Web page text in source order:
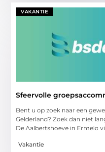
VAKANTIE
Sfeervolle
Bent u op zoek naar een
Gelderland? Zoek dan niet
De Aalbertshoeve in Ermelo
Vakantie